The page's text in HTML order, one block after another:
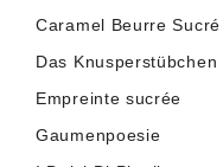
Caramel Beurre Sucré
Das Knusperstübchen
Empreinte sucrée
Gaumenpoesie